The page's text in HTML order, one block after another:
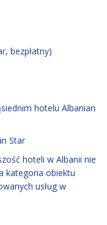
bezpłatny)
hotelu Albanian
Star
hoteli w Albanii nie
kategoria obiektu
usług w